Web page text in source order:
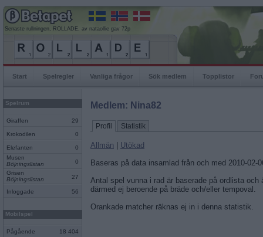
Senaste rullningen, ROLLADE, av nataollie gav 72p
Start Spelregler Vanliga frågor Sök medlem Topplistor
Spelrum
Giraffen 29
Krokodilen 0
Elefanten
0
Musen
Böjningslistan
0
Grisen
Böjningslistan
27
Inloggade 56
Mobilspel
Pågående 18 404
Medlem: Nina82
Profil Statistik
Allmän
Utökad
Baseras på data insamlad från och med 2010-02-
Antal spel vunna i rad är baserade på ordlista och
därmed ej beroende på bräde och/eller tempoval.
Orankade matcher räknas ej in i denna statistik.